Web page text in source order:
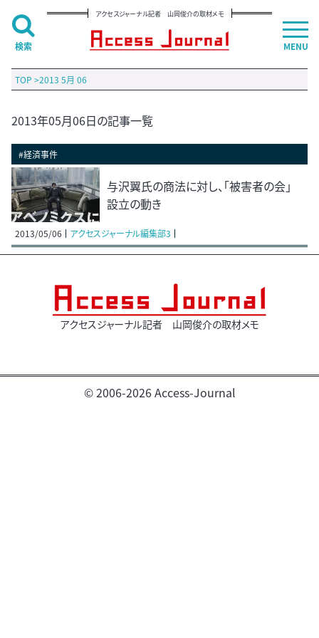
アクセスジャーナル記者 山岡俊介の取材メモ
TOP >2013 5月 06
2013年05月06日の記事一覧
#経済事件
与沢翼氏の商法に対し、「被害者の会」
設立の動き
2013/05/06 アクセスジャーナル編集部3
アクセスジャーナル記者 山岡俊介の取材メモ
© 2006-2026 Access-Journal
MENU
検索